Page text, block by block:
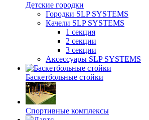
Детские городки
Городки SLP SYSTEMS
Качели SLP SYSTEMS
1 секция
2 секции
3 секции
Аксессуары SLP SYSTEMS
Баскетбольные стойки
Спортивные комплексы